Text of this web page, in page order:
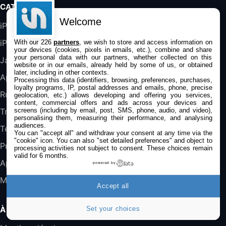
Blanc
489,99€647,51€Fnac (Vendeur Tiers)
DeLonghi ECAM290.22.b
357,4€389,7€ Cdiscount (Vendeur Tiers)
Jeu FIFA 20 sur PC (code à télécharger)
45,98€ 57,99€ Rue Du Commerce (Vendeur Tiers)
CATÉGORIES
iPhone
iPad
Jailbreak
Applications
Rumeurs
Trucs & astuces
Tests
Promos
Apple
Mac
À PROPOS
Welcome
With our 226partners , we wish to store and access information on
your devices (cookies, pixels in emails, etc.), combine and share
your personal data with our partners, whether collected on this
website or in our emails, already held by some of us, or obtained
later, including in other contexts.
Processing this data (identifiers, browsing, preferences, purchases,
loyalty programs, IP, postal addresses and emails, phone, precise
geolocation, etc.) allows developing and offering you services,
content, commercial offers and ads across your devices and
screens (including by email, post, SMS, phone, audio, and video),
personalising them, measuring their performance, and analysing
audiences.
You can "accept all" and withdraw your consent at any time via the
"cookie" icon. You can also "set detailed preferences" and object to
processing activities not subject to consent. These choices remain
valid for 6 months.
powered by
Set your choices
Accept all